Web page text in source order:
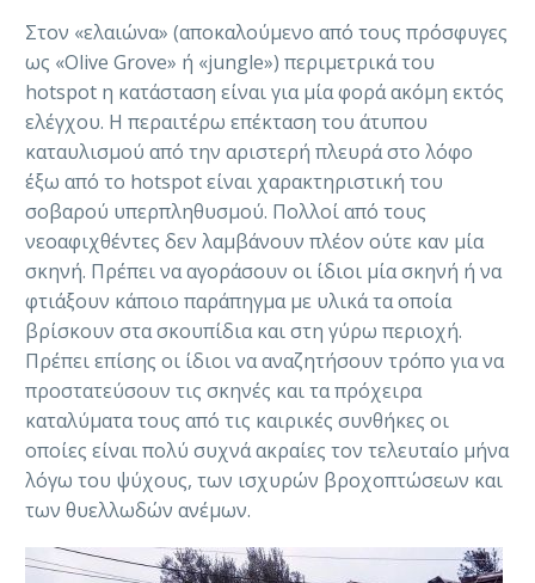
Στον «ελαιώνα» (αποκαλούμενο από τους πρόσφυγες
ως «Οlive Grove» ή «jungle») περιμετρικά του
hotspot η κατάσταση είναι για μία φορά ακόμη εκτός
ελέγχου. H περαιτέρω επέκταση του άτυπου
καταυλισμού από την αριστερή πλευρά στο λόφο
έξω από το hotspot είναι χαρακτηριστική του
σοβαρού υπερπληθυσμού. Πολλοί από τους
νεοαφιχθέντες δεν λαμβάνουν πλέον ούτε καν μία
σκηνή. Πρέπει να αγοράσουν οι ίδιοι μία σκηνή ή να
φτιάξουν κάποιο παράπηγμα με υλικά τα οποία
βρίσκουν στα σκουπίδια και στη γύρω περιοχή.
Πρέπει επίσης οι ίδιοι να αναζητήσουν τρόπο για να
προστατεύσουν τις σκηνές και τα πρόχειρα
καταλύματα τους από τις καιρικές συνθήκες οι
οποίες είναι πολύ συχνά ακραίες τον τελευταίο μήνα
λόγω του ψύχους, των ισχυρών βροχοπτώσεων και
των θυελλωδών ανέμων.